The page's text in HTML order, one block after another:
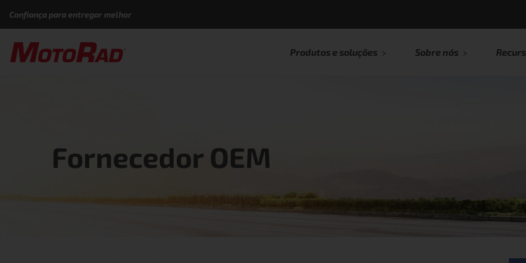
Confiança para entregar melhor
Produtos e soluções Sobre nós
Fornecedor OEM